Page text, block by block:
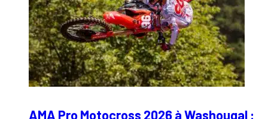
AMA Pro Motocross 2026 à Washougal :